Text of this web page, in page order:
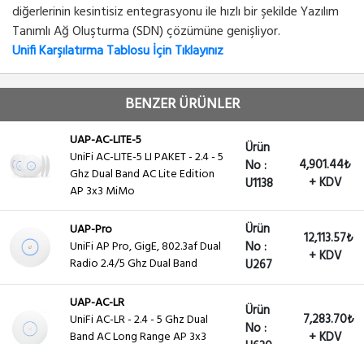
diğerlerinin kesintisiz entegrasyonu ile hızlı bir şekilde Yazılım
Tanımlı Ağ Oluşturma (SDN) çözümüne genişliyor.
Unifi Karşılatırma Tablosu İçin Tıklayınız
BENZER ÜRÜNLER
UAP-AC-LITE-5
UniFi AC-LITE-5 LI PAKET - 2.4 - 5
Ghz Dual Band AC Lite Edition
AP 3x3 MiMo
Ürün
No :
U1138
4,901.44₺
+ KDV
UAP-Pro
UniFi AP Pro, GigE, 802.3af Dual
Radio 2.4/5 Ghz Dual Band
Ürün
No :
U267
12,113.57₺
+ KDV
UAP-AC-LR
UniFi AC-LR - 2.4 - 5 Ghz Dual
Band AC Long Range AP 3x3
Ürün
No :
7,283.70₺
+ KDV